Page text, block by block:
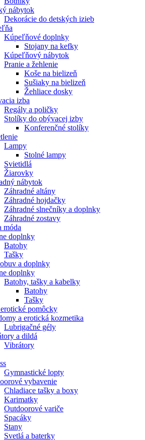
nábytok
Dekorácie do detských izieb
Kúpeľňové doplnky
Stojany na kefky
Kúpeľňový nábytok
Pranie a žehlenie
Koše na bielizeň
Sušiaky na bielizeň
Žehliace dosky
izba
Regály a poličky
Stolíky do obývacej izby
Konferenčné stolíky
Lampy
Stolné lampy
Svietidlá
Žiarovky
nábytok
Záhradné altány
Záhradné hojdačky
Záhradné slnečníky a doplnky
Záhradné zostavy
móda
doplnky
Batohy
Tašky
a doplnky
doplnky
Batohy, tašky a kabelky
Batohy
Tašky
pomôcky
a erotická kozmetika
Lubrigačné gély
a dildá
Vibrátory
Gymnastické lopty
vybavenie
Chladiace tašky a boxy
Karimatky
Outdoorové variče
Spacáky
Stany
Svetlá a baterky